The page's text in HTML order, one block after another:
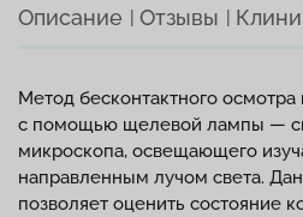
Описание Отзывы
Метод бесконтактного осмотра
с помощью щелевой лампы —
микроскопа, освещающего
направленным лучом света.
позволяет оценить состояние